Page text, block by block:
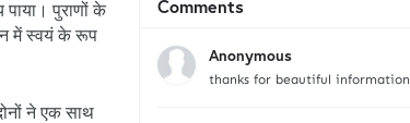
पुराणों के
में स्वयं के रूप
ने एक साथ
Comments
Anonymous
thanks for beautiful information